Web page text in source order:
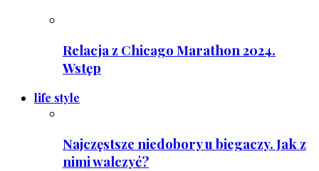
Relacja z Chicago Marathon 2024.
Wstęp
life style
Najczęstsze niedobory u biegaczy. Jak z
nimi walczyć?